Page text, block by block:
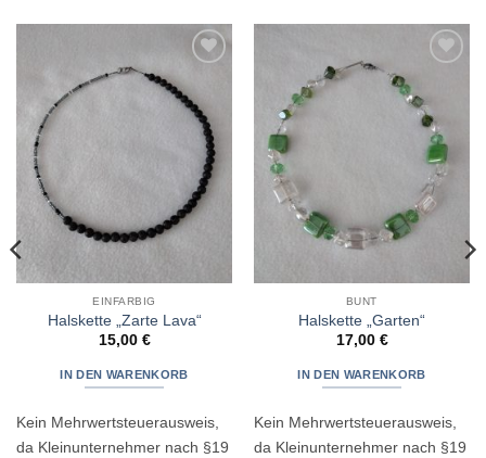
Zur
Wunschliste
hinzufügen
EINFARBIG
Halskette „Zarte Lava“
15,00 €
IN DEN WARENKORB
Kein Mehrwertsteuerausweis,
da Kleinunternehmer nach §19
Wunschliste
hinzufügen
BUNT
Halskette „Garten“
17,00 €
IN DEN WARENKORB
Kein Mehrwertsteuerausweis,
da Kleinunternehmer nach §19